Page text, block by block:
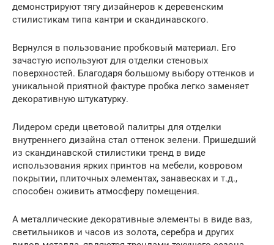
демонстрируют тягу дизайнеров к деревенским
стилистикам типа кантри и скандинавского.
Вернулся в пользование пробковый материал. Его
зачастую используют для отделки стеновых
поверхностей. Благодаря большому выбору оттенков и
уникальной приятной фактуре пробка легко заменяет
декоративную штукатурку.
Лидером среди цветовой палитры для отделки
внутреннего дизайна стал оттенок зелени. Пришедший
из скандинавской стилистики тренд в виде
использования ярких принтов на мебели, ковровом
покрытии, плиточных элементах, занавесках и т.д.,
способен оживить атмосферу помещения.
А металлические декоративные элементы в виде ваз,
светильников и часов из золота, серебра и других